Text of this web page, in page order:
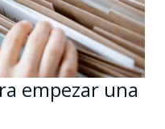
empezar una